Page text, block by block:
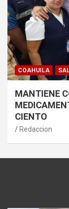
COAHUILA
MANTIENE
CIENTO
Redaccion